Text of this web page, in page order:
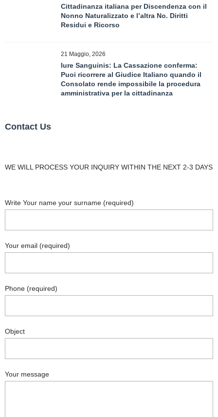
Cittadinanza italiana per Discendenza con il
Nonno Naturalizzato e l’altra No. Diritti
Residui e Ricorso
21 Maggio, 2026
Iure Sanguinis: La Cassazione conferma:
Puoi ricorrere al Giudice Italiano quando il
Consolato rende impossibile la procedura
amministrativa per la cittadinanza
Contact Us
WE WILL PROCESS YOUR INQUIRY WITHIN THE NEXT 2-3 DAYS
Write Your name your surname (required)
Your email (required)
Phone (required)
Object
Your message